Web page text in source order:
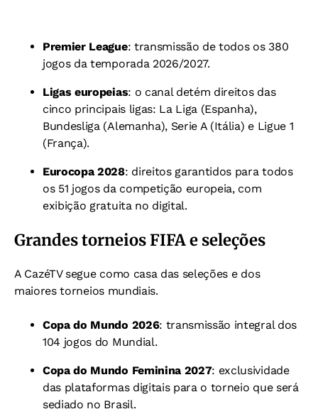
Premier League: transmissão de todos os 380
jogos da temporada 2026/2027.
Ligas europeias: o canal detém direitos das
cinco principais ligas: La Liga (Espanha),
Bundesliga (Alemanha), Serie A (Itália) e Ligue 1
(França).
Eurocopa 2028: direitos garantidos para todos
os 51 jogos da competição europeia, com
exibição gratuita no digital.
Grandes torneios FIFA e seleções
A CazéTV segue como casa das seleções e dos
maiores torneios mundiais.
Copa do Mundo 2026: transmissão integral dos
104 jogos do Mundial.
Copa do Mundo Feminina 2027: exclusividade
das plataformas digitais para o torneio que será
sediado no Brasil.